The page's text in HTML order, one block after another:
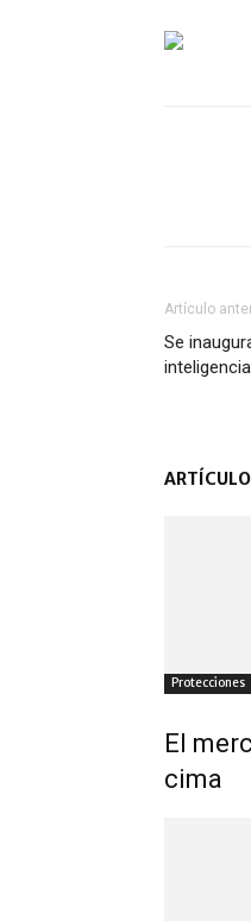
Artículo
Se
Protecciones
El
cima